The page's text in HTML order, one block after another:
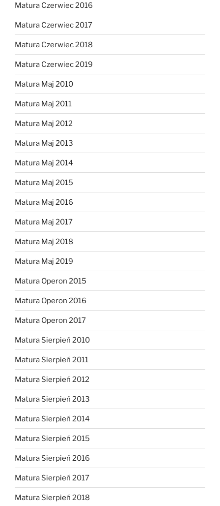
Matura Czerwiec 2016
Matura Czerwiec 2017
Matura Czerwiec 2018
Matura Czerwiec 2019
Matura Maj 2010
Matura Maj 2011
Matura Maj 2012
Matura Maj 2013
Matura Maj 2014
Matura Maj 2015
Matura Maj 2016
Matura Maj 2017
Matura Maj 2018
Matura Maj 2019
Matura Operon 2015
Matura Operon 2016
Matura Operon 2017
Matura Sierpień 2010
Matura Sierpień 2011
Matura Sierpień 2012
Matura Sierpień 2013
Matura Sierpień 2014
Matura Sierpień 2015
Matura Sierpień 2016
Matura Sierpień 2017
Matura Sierpień 2018